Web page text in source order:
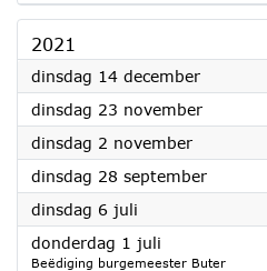
2021
dinsdag 14 december2021
dinsdag 23 november2021
dinsdag 2 november2021
dinsdag 28 september2021
dinsdag 6 juli
donderdag 1 juli
Beëdiging burgemeester Buter